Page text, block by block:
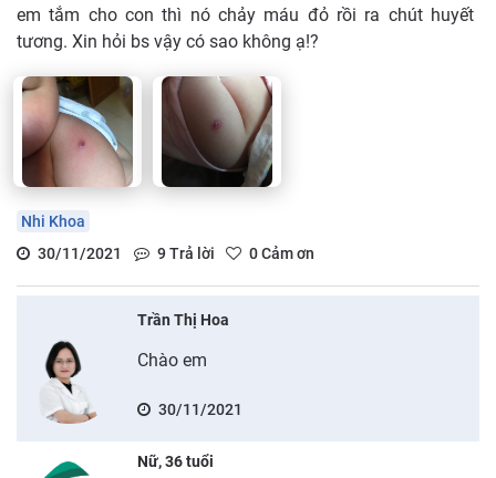
em tắm cho con thì nó chảy máu đỏ rồi ra chút huyết
tương. Xin hỏi bs vậy có sao không ạ!?
Nhi Khoa
30/11/2021
9Trả lời 0Cảm ơn
Trần Thị Hoa
Chào em
30/11/2021
Nữ, 36 tuổi